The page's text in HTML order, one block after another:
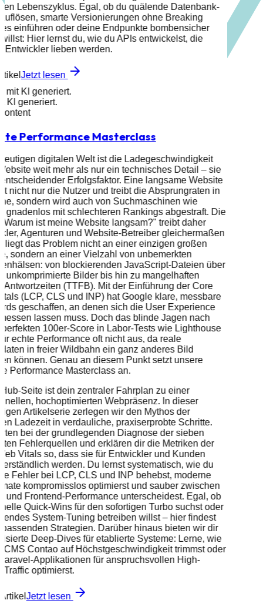
Lebenszyklus. Egal, ob du quälende Datenbank-
smarte Versionierungen ohne Breaking
einführen oder deine Endpunkte bombensicher
Hier lernst du, wie du APIs entwickelst, die
Entwickler lieben werden.
Jetzt lesen
mit KI generiert.
KI generiert.
Performance Masterclass
digitalen Welt ist die Ladegeschwindigkeit
weit mehr als nur ein technisches Detail – sie
Erfolgsfaktor. Eine langsame Website
nicht nur die Nutzer und treibt die Absprungraten in
sondern wird auch von Suchmaschinen wie
gnadenlos mit schlechteren Rankings abgestraft. Die
ist meine Website langsam?" treibt daher
Agenturen und Website-Betreiber gleichermaßen
liegt das Problem nicht an einer einzigen großen
sondern an einer Vielzahl von unbemerkten
von blockierenden JavaScript-Dateien über
unkomprimierte Bilder bis hin zu mangelhaften
Antwortzeiten (TTFB). Mit der Einführung der Core
(LCP, CLS und INP) hat Google klare, messbare
geschaffen, an denen sich die User Experience
lassen muss. Doch das blinde Jagen nach
100er-Score in Labor-Tests wie Lighthouse
echte Performance oft nicht aus, da reale
in freier Wildbahn ein ganz anderes Bild
können. Genau an diesem Punkt setzt unsere
Performance Masterclass an.
Seite ist dein zentraler Fahrplan zu einer
hochoptimierten Webpräsenz. In dieser
Artikelserie zerlegen wir den Mythos der
Ladezeit in verdauliche, praxiserprobte Schritte.
bei der grundlegenden Diagnose der sieben
Fehlerquellen und erklären dir die Metriken der
Vitals so, dass sie für Entwickler und Kunden
werden. Du lernst systematisch, wie du
Fehler bei LCP, CLS und INP behebst, moderne
kompromisslos optimierst und sauber zwischen
und Frontend-Performance unterscheidest. Egal, ob
Quick-Wins für den sofortigen Turbo suchst oder
System-Tuning betreiben willst – hier findest
Strategien. Darüber hinaus bieten wir dir
Deep-Dives für etablierte Systeme: Lerne, wie
CMS Contao auf Höchstgeschwindigkeit trimmst oder
Applikationen für anspruchsvollen High-
Traffic optimierst.
Jetzt lesen